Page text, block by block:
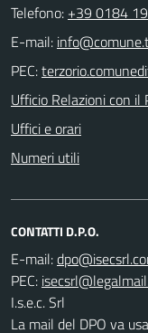
Telefono: +39 0184
E-mail:
PEC:
Ufficio Relazioni con il
Uffici e orari
Numeri utili
CONTATTI D.P.O.
E-mail:
PEC:
I.s.e.c. Srl
La mail del DPO va